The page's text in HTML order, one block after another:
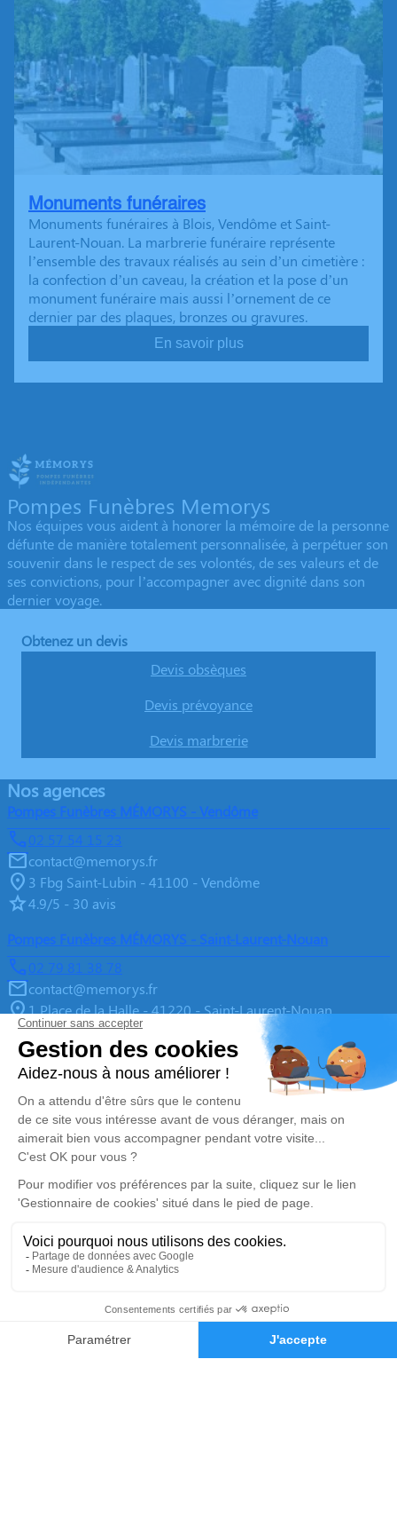
Demande de devis
Monuments funéraires
Monuments funéraires à Blois, Vendôme et Saint-
Laurent-Nouan. La marbrerie funéraire représente
l’ensemble des travaux réalisés au sein d’un cimetière :
la confection d’un caveau, la création et la pose d’un
monument funéraire mais aussi l’ornement de ce
dernier par des plaques, bronzes ou gravures.
En savoir plus
Pompes Funèbres Memorys
Nos équipes vous aident à honorer la mémoire de la personne
défunte de manière totalement personnalisée, à perpétuer son
souvenir dans le respect de ses volontés, de ses valeurs et de
ses convictions, pour l’accompagner avec dignité dans son
dernier voyage.
Obtenez un devis
Devis obsèques
Devis prévoyance
Devis marbrerie
Nos agences
Pompes Funèbres MÉMORYS - Vendôme
02 57 54 15 23
contact@memorys.fr
3 Fbg Saint-Lubin - 41100 - Vendôme
4.9/5 - 30 avis
Pompes Funèbres MÉMORYS - Saint-Laurent-Nouan
02 79 81 38 78
contact@memorys.fr
1 Place de la Halle - 41220 - Saint-Laurent-Nouan
4.9/5 - 10 avis
Pompes Funèbres MEMORYS à Blois
02 55 02 46 67
contact@memorys.fr
3 Boulevard de l'Industrie - 41000 - Blois
5/5 - 81 avis
Nos Services
Organiser des Obsèques
Démarches Post Obsèques
Monuments funéraires
Liens utiles
À propos de Memorys
agence
Espace famille
Nous rejoindre